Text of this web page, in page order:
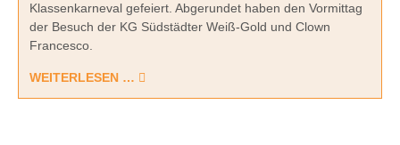
Klassenkarneval gefeiert. Abgerundet haben den Vormittag
der Besuch der KG Südstädter Weiß-Gold und Clown
Francesco.
WEITERLESEN …